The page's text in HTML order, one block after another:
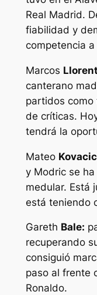
Real Madrid.
fiabilidad y
competencia a
Marcos
canterano
partidos como
de críticas.
tendrá la
Mateo
y Modric se
medular. Está
está teniendo
Gareth Bale:
recuperando
consiguió
paso al frente
Ronaldo.